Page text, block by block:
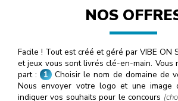
NOS
Facile ! Tout est créé et géré par VIBE ON
et jeux vous sont livrés clé-en-main. Vous
part : 1 Choisir le nom de domaine de
Nous envoyer votre logo et une image
indiquer vos souhaits pour le concours